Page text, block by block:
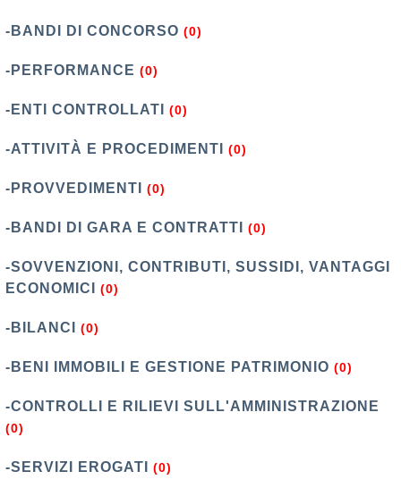
-BANDI DI CONCORSO (0)
-PERFORMANCE (0)
-ENTI CONTROLLATI (0)
-ATTIVITÀ E PROCEDIMENTI (0)
-PROVVEDIMENTI (0)
-BANDI DI GARA E CONTRATTI (0)
-SOVVENZIONI, CONTRIBUTI, SUSSIDI, VANTAGGI
ECONOMICI
(0)
-BILANCI (0)
-BENI IMMOBILI E GESTIONE PATRIMONIO (0)
-CONTROLLI E RILIEVI SULL'AMMINISTRAZIONE
(0)
-SERVIZI EROGATI (0)